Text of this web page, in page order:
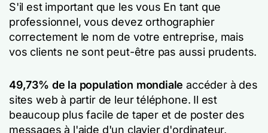
S'il est important que lesvous En tant que
professionnel, vous devez orthographier
correctement le nom de votre entreprise, mais
vos clients ne sont peut-être pas aussi prudents.
49,73% de la population mondiale accéder à des
sites web à partir de leur téléphone. Il est
beaucoup plus facile de taper et de poster des
messages à l'aide d'un clavier d'ordinateur,